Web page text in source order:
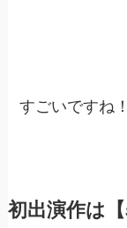
すごいですね！
初出演作は【